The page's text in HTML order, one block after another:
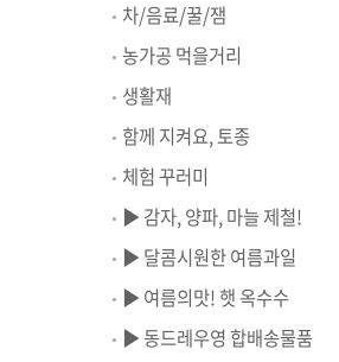
차/음료/꿀/잼
농가공 먹을거리
생활재
함께 지켜요, 토종
체험 꾸러미
▶ 감자, 양파, 마늘 제철!
▶ 달콤시원한 여름과일
▶ 여름의맛! 햇 옥수수
▶ 동드레우영 합배송물품